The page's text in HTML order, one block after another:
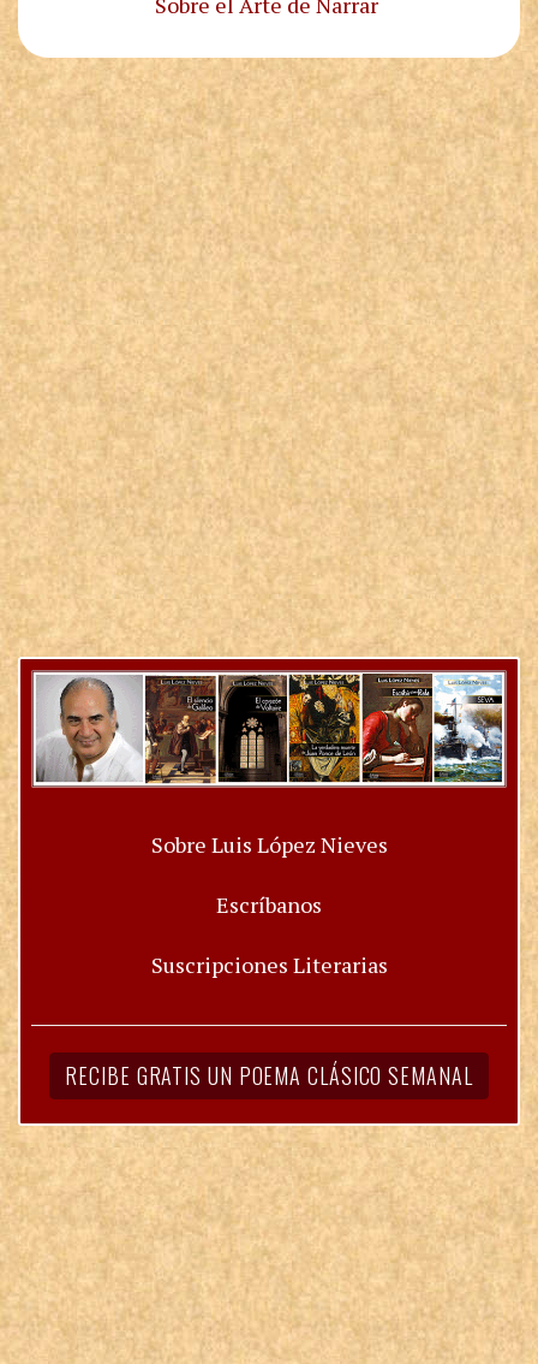
Sobre Luis López Nieves
Escríbanos
Suscripciones Literarias
RECIBE GRATIS UN POEMA CLÁSICO SEMANAL